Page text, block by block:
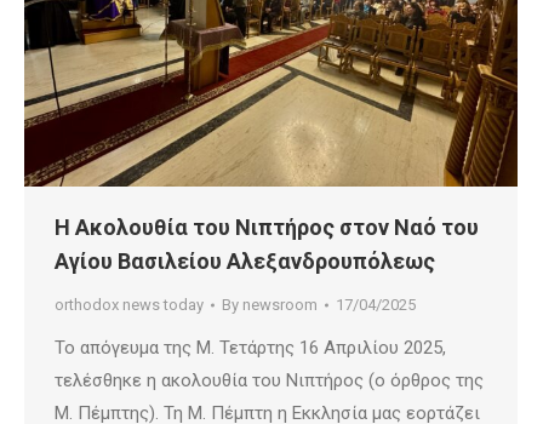
Η Ακολουθία του Νιπτήρος στον Ναό του
Αγίου Βασιλείου Αλεξανδρουπόλεως
orthodox news today By newsroom 17/04/2025
Το απόγευμα της Μ. Τετάρτης 16 Απριλίου 2025,
τελέσθηκε η ακολουθία του Νιπτήρος (ο όρθρος της
Μ. Πέμπτης). Τη Μ. Πέμπτη η Εκκλησία μας εορτάζει